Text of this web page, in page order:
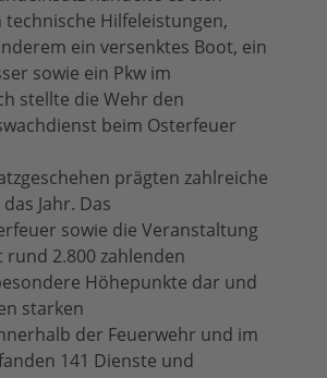
Hilfeleistungen,
ein versenktes Boot, ein
sowie ein Pkw im
stellte die Wehr den
beim Osterfeuer
prägten zahlreiche
Jahr. Das
sowie die Veranstaltung
rund 2.800 zahlenden
Höhepunkte dar und
starken
der Feuerwehr und im
141 Dienste und